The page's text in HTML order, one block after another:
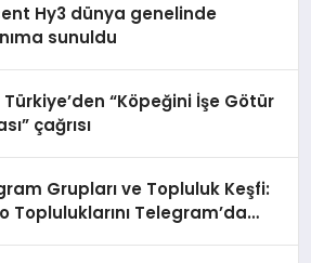
Hy3 dünya genelinde
sunuldu
Türkiye’den “Köpeğini İşe Götür
çağrısı
Grupları ve Topluluk Keşfi:
Topluluklarını Telegram’da